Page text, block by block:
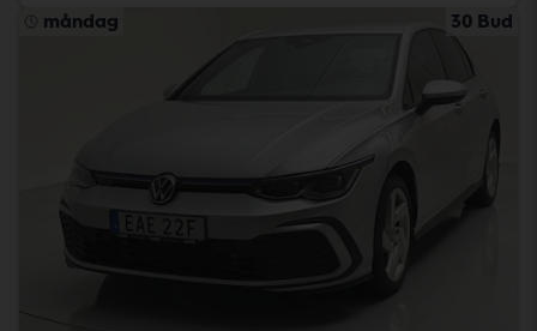
måndag 30 Bud